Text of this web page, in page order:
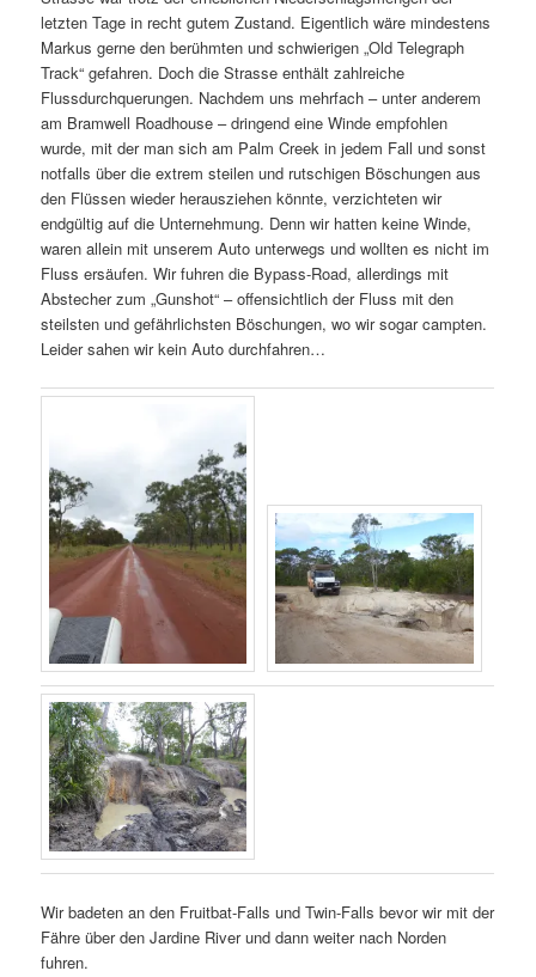
letzten Tage in recht gutem Zustand. Eigentlich wäre mindestens
Markus gerne den berühmten und schwierigen „Old Telegraph
Track“ gefahren. Doch die Strasse enthält zahlreiche
Flussdurchquerungen. Nachdem uns mehrfach – unter anderem
am Bramwell Roadhouse – dringend eine Winde empfohlen
wurde, mit der man sich am Palm Creek in jedem Fall und sonst
notfalls über die extrem steilen und rutschigen Böschungen aus
den Flüssen wieder herausziehen könnte, verzichteten wir
endgültig auf die Unternehmung. Denn wir hatten keine Winde,
waren allein mit unserem Auto unterwegs und wollten es nicht im
Fluss ersäufen. Wir fuhren die Bypass-Road, allerdings mit
Abstecher zum „Gunshot“ – offensichtlich der Fluss mit den
steilsten und gefährlichsten Böschungen, wo wir sogar campten.
Leider sahen wir kein Auto durchfahren…
Wir badeten an den Fruitbat-Falls und Twin-Falls bevor wir mit der
Fähre über den Jardine River und dann weiter nach Norden
fuhren.